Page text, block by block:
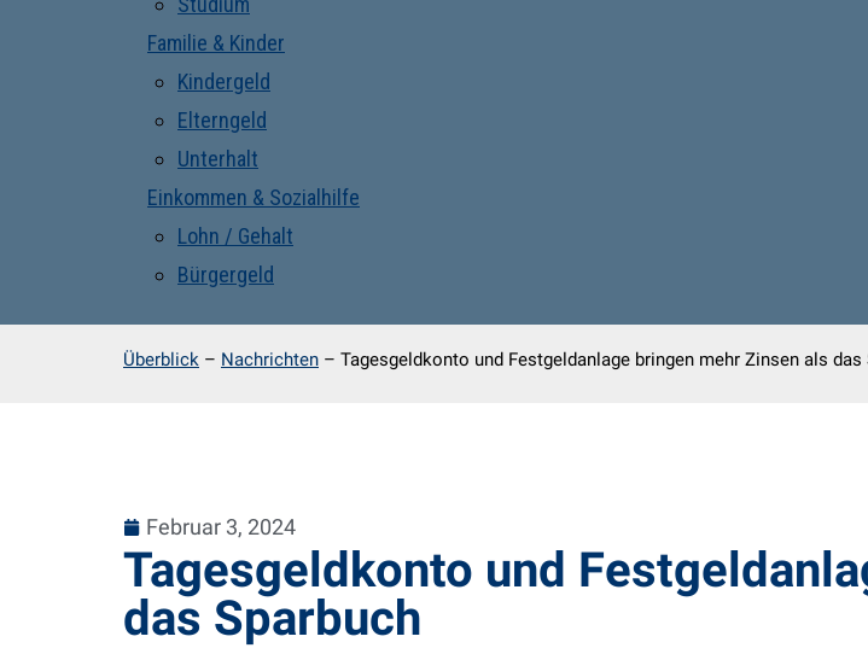
Familie & Kinder
Kindergeld
Elterngeld
Unterhalt
Einkommen & Sozialhilfe
Lohn / Gehalt
Bürgergeld
Überblick – Nachrichten – Tagesgeldkonto und Festgeldanlage bringen mehr Zinsen als das
Februar 3, 2024
Tagesgeldkonto und
das Sparbuch